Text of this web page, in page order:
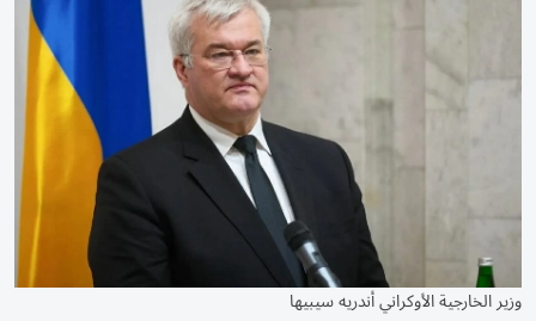
وزير الخارجية الأوكراني أندريه سيبيها